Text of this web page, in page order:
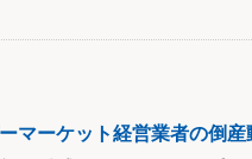
マーケット経営業者の倒